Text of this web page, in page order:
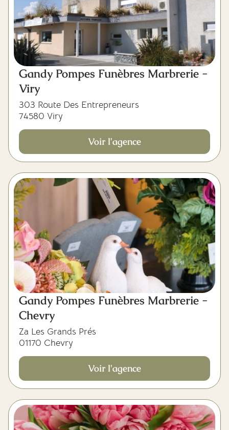
Gandy Pompes Funèbres Marbrerie -
Viry
303 Route Des Entrepreneurs
74580 Viry
Voir l'agence
Gandy Pompes Funèbres Marbrerie -
Chevry
Za Les Grands Prés
01170 Chevry
Voir l'agence